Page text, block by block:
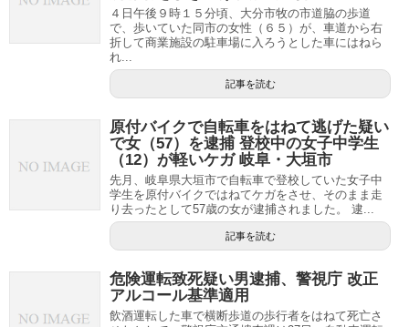
４日午後９時１５分頃、大分市牧の市道脇の歩道
で、歩いていた同市の女性（６５）が、車道から右
折して商業施設の駐車場に入ろうとした車にはねら
れ...
記事を読む
原付バイクで自転車をはねて逃げた疑い
で女（57）を逮捕 登校中の女子中学生
（12）が軽いケガ 岐阜・大垣市
先月、岐阜県大垣市で自転車で登校していた女子中
学生を原付バイクではねてケガをさせ、そのまま走
り去ったとして57歳の女が逮捕されました。 逮...
記事を読む
危険運転致死疑い男逮捕、警視庁 改正
アルコール基準適用
飲酒運転した車で横断歩道の歩行者をはねて死亡さ